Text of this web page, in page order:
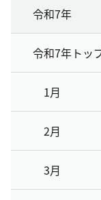
令和7年
令和7年トッ
1月
2月
3月